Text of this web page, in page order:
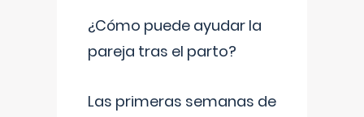
¿Cómo puede ayudar la
pareja tras el parto?
Las primeras semanas de